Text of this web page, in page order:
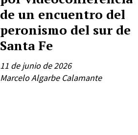
de un encuentro del
peronismo del sur de
Santa Fe
Marcelo Algarbe Calamante
11 de junio de 2026